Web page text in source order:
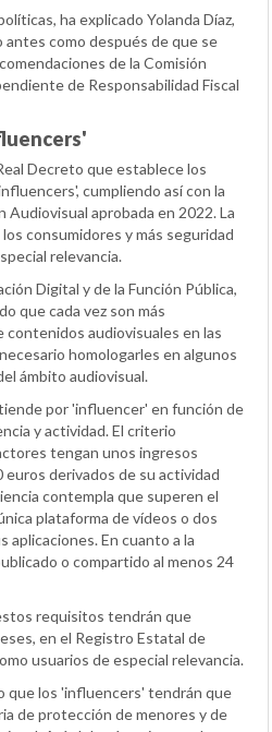
ha explicado Yolanda Díaz,
como después de que se
de la Comisión
de Responsabilidad Fiscal
Decreto que establece los
cumpliendo así con la
Audiovisual aprobada en 2022. La
consumidores y más seguridad
relevancia.
Digital y de la Función Pública,
que cada vez son más
audiovisuales en las
homologarles en algunos
ámbito audiovisual.
por 'influencer' en función de
y actividad. El criterio
tengan unos ingresos
derivados de su actividad
contempla que superen el
plataforma de vídeos o dos
aplicaciones. En cuanto a la
o compartido al menos 24
requisitos tendrán que
en el Registro Estatal de
usuarios de especial relevancia.
que los 'influencers' tendrán que
de protección de menores y de